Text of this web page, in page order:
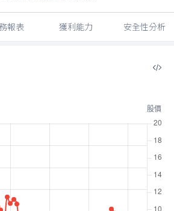
報表 獲利能力 安全性分析